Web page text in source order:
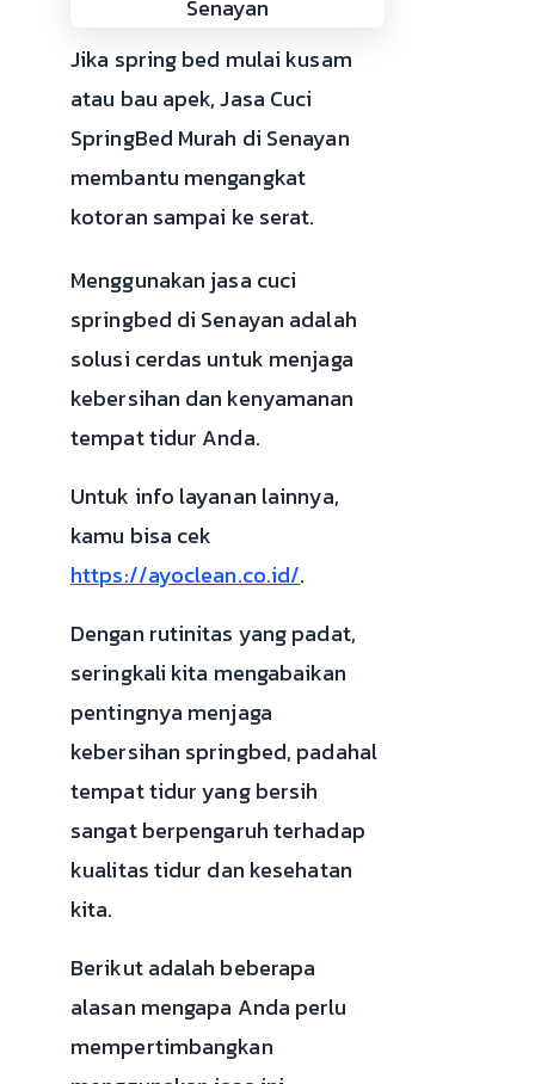
Jika spring bed mulai kusam
atau bau apek, Jasa Cuci
SpringBed Murah di Senayan
membantu mengangkat
kotoran sampai ke serat.
Menggunakan jasa cuci
springbed di Senayan adalah
solusi cerdas untuk menjaga
kebersihan dan kenyamanan
tempat tidur Anda.
Untuk info layanan lainnya,
kamu bisa cek
https://ayoclean.co.id/.
Dengan rutinitas yang padat,
seringkali kita mengabaikan
pentingnya menjaga
kebersihan springbed, padahal
tempat tidur yang bersih
sangat berpengaruh terhadap
kualitas tidur dan kesehatan
kita.
Berikut adalah beberapa
alasan mengapa Anda perlu
mempertimbangkan